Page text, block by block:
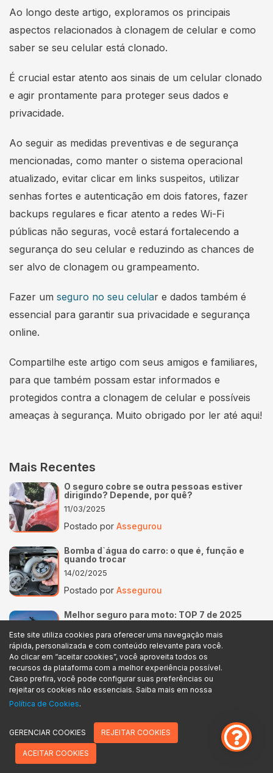
Ao longo deste artigo, exploramos os principais
aspectos relacionados à clonagem de celular e como
saber se seu celular está clonado.
É crucial estar atento aos sinais de um celular clonado
e agir prontamente para proteger seus dados e
privacidade.
Ao seguir as medidas preventivas e de segurança
mencionadas, como manter o sistema operacional
atualizado, evitar clicar em links suspeitos, utilizar
senhas fortes e autenticação em dois fatores, fazer
backups regulares e ficar atento a redes Wi-Fi
públicas não seguras, você estará fortalecendo a
segurança do seu celular e reduzindo as chances de
ser alvo de clonagem ou grampeamento.
Fazer um seguro no seu celular e dados também é
essencial para garantir sua privacidade e segurança
online.
Compartilhe este artigo com seus amigos e familiares,
para que também possam estar informados e
protegidos contra a clonagem de celular e possíveis
ameaças à segurança. Muito obrigado por ler até aqui!
Mais Recentes
O seguro cobre se outra pessoas estiver
dirigindo? Depende, por quê?
11/03/2025
Postado por Assegurou
Bomba d`água do carro: o que é, função e
quando trocar
14/02/2025
Postado por Assegurou
Melhor seguro para moto: TOP 7 de 2025
Postado porAssegurou
Quanto custa um seguro de moto? Saiba
agora mesmo!
07/11/2024
Bateram no meu carro, o que fazer agora?
07/11/2024
Este site utiliza cookies para oferecer uma navegação mais
rápida, personalizada e com conteúdo relevante para você.
Ao clicar em “aceitar cookies”, você aproveita todos os
recursos da plataforma com a melhor experiência possível.
Caso prefira, você pode configurar suas preferências ou
rejeitar os cookies não essenciais. Saiba mais em nossa
Política de Cookies.
GERENCIAR COOKIES REJEITAR COOKIES
ACEITAR COOKIES